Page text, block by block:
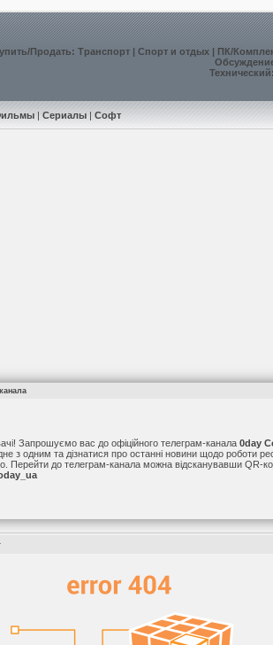
/Продать:Транспорт |Спорт и отдых |ПК/
Технический
|Сериалы |Софт
Запрошуємо вас до офіційного телеграм-канала 0day
з одним та дізнатися про останні новини щодо роботи
Перейти до телеграм-канала можна відсканувавши QR-